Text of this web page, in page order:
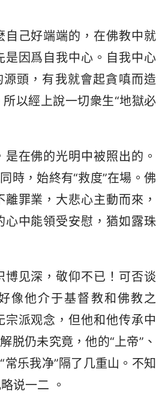
自己好端端的，在佛教中就
是因爲自我中心。自我中心
頭，有我就會起貪嗔而造
以經上說一切衆生“地獄必
在佛的光明中被照出的。
時，始終有“救度”在場。佛
罪業，大悲心主動而來，
心中能領受安慰，猶如露珠
博见深，敬仰不已！可否谈
像他介于基督教和佛教之
宗派观念，但他和他传承中
脱仍未究竟，他的“上帝”、
常乐我净”隔了几重山。不知
说一二 。